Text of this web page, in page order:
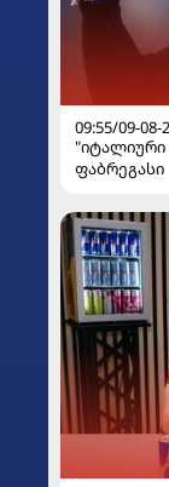
09:55/09-08-
"იტალიური
ფაბრეგასი